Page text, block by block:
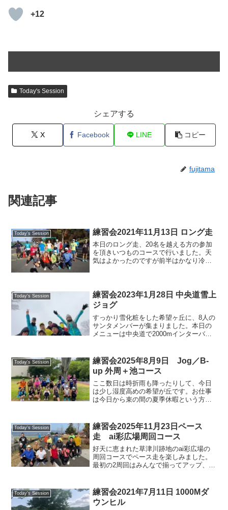
+12
Today's Session
シェアする
X Facebook LINE コピー
fujitama
関連記事
Today's Session 練習会2021年11月13日 ロング走
本日のロング走、20名を越える方の参加
を頂きいつものコースで行いました。天
気はよかったのですが前半はかなり冷え
全体のレベルが確実に...
Today's Session
練習会2023年1月28日 中央道雪上
ジョグ
すっかり雪化粧をした希望ヶ丘に、8人の
サンタメンバーが集まりました。本日の
メニューは中央道で2000mインターバル
相成りました。滑る脚下に気を配りなが
らも東ゲートまでの往...
Today's Session
練習会2025年8月9日 Jog／B-
up 外周＋池コース
ここ数日は時折雨も降ったりして、今日
は少し湿度高めの希望が丘です。お仕事
は今日から束の間の夏季休暇という方も
た。フルマラソンを3回走られているとの
ことです。（後で関目...
Today's Session
練習会2025年11月23日ペース
走 ai彩広場周回コース
好天に恵まれた草津川跡地のai彩広場の
周回コースでペース走を楽しみました。
最初の2周回はみんなで揃ってアップ、そ
16kmのペース走、人によってはビルドア
ップに取り組ん...
Today's Session
練習会2021年7月11日 1000Mダ
ウンヒル